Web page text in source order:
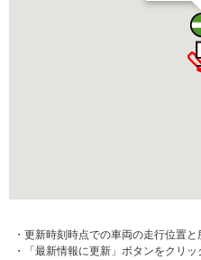
・更新時刻時点での車両の走行位置と
・「最新情報に更新」ボタンをクリ